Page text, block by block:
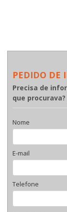
PEDIDO DE
Precisa de
que
Nome
E-mail
Telefone